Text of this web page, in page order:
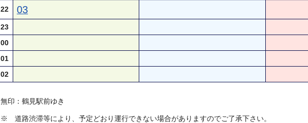
22 03
23
00
01
02
無印：鶴見駅前ゆき
※ 道路渋滞等により、予定どおり運行できない場合がありますのでご了承下さい。